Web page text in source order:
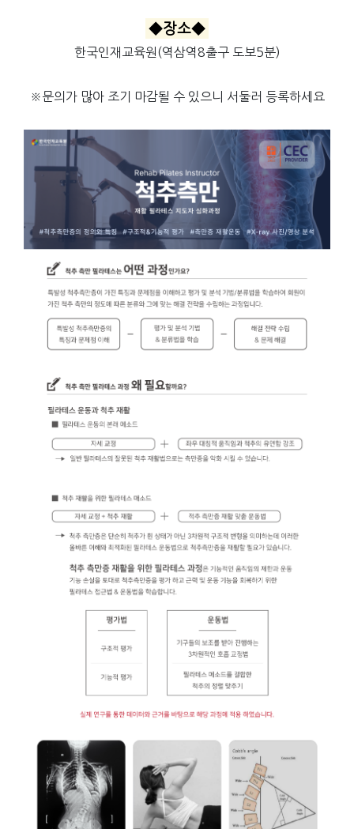
◆장소◆
한국인재교육원(역삼역8출구 도보5분)
※문의가 많아 조기 마감될 수 있으니 서둘러 등록하세요